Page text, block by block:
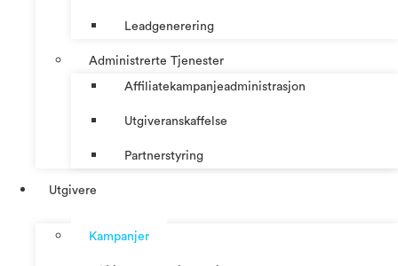
Leadgenerering
Administrerte Tjenester
Affiliatekampanjeadministrasjon
Utgiveranskaffelse
Partnerstyring
Utgivere
Kampanjer